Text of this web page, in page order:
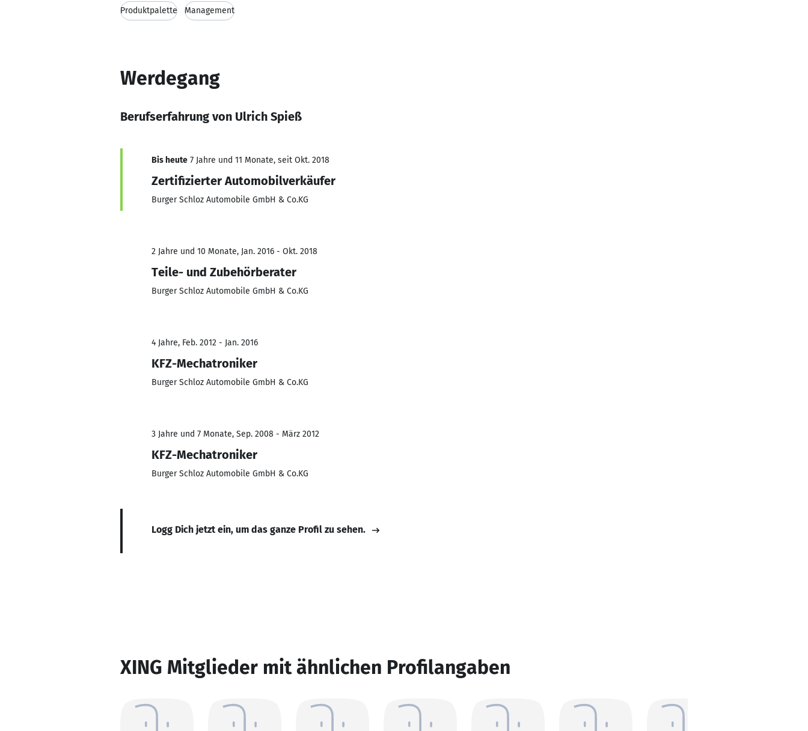
Produktpalette Management
Werdegang
Berufserfahrung von Ulrich Spieß
Bis heute 7 Jahre und 11 Monate, seit Okt. 2018
Zertifizierter Automobilverkäufer
Burger Schloz Automobile GmbH & Co.KG
2 Jahre und 10 Monate, Jan. 2016 - Okt. 2018
Teile- und Zubehörberater
Burger Schloz Automobile GmbH & Co.KG
4 Jahre, Feb. 2012 - Jan. 2016
KFZ-Mechatroniker
Burger Schloz Automobile GmbH & Co.KG
3 Jahre und 7 Monate, Sep. 2008 - März 2012
KFZ-Mechatroniker
Burger Schloz Automobile GmbH & Co.KG
Logg Dich jetzt ein, um das ganze Profil zu sehen.
XING Mitglieder mit ähnlichen Profilangaben